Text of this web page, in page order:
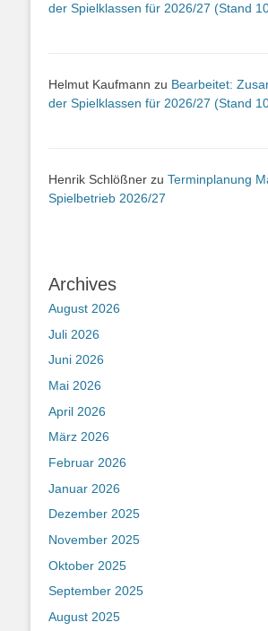
der Spielklassen für 2026/27 (Stand
Helmut Kaufmann zu Bearbeitet:
der Spielklassen für 2026/27 (Stand
Henrik Schlößner zu Terminplanung
Spielbetrieb 2026/27
Archives
August 2026
Juli 2026
Juni 2026
Mai 2026
April 2026
März 2026
Februar 2026
Januar 2026
Dezember 2025
November 2025
Oktober 2025
September 2025
August 2025